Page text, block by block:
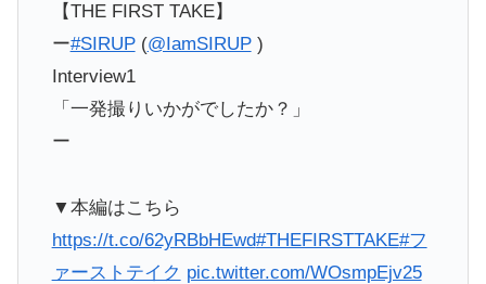
【THE FIRST TAKE】
ー#SIRUP(@IamSIRUP)
Interview1
「一発撮りいかがでしたか？」
ー
▼本編はこちら
https://t.co/62yRBbHEwd#THEFIRSTTAKE#フ
ァーストテイク pic.twitter.com/WOsmpEjv25